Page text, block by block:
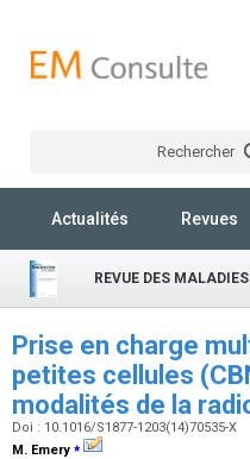
Rechercher
Actualités Revues
REVUE DES
Prise en charge
petites cellules
modalités de la
Doi : 10.1016/S1877-1203(14)70535-X
M. Emery ⁎